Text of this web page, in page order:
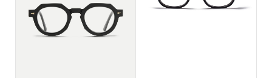
425.00€ 170.00€ 455.00€ 182.00€